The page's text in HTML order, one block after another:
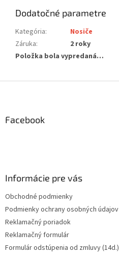
Dodatočné parametre
Kategória:
Nosiče
Záruka:
2 roky
Položka bola vypredaná…
Facebook
Informácie pre vás
Obchodné podmienky
Podmienky ochrany osobných údajov
Reklamačný poriadok
Reklamačný formulár
Formulár odstúpenia od zmluvy (14d.)